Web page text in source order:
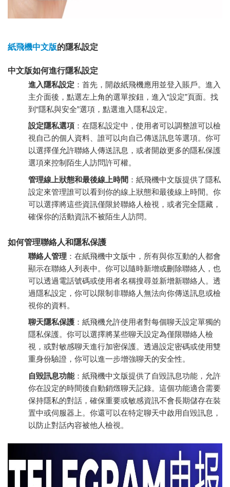
紙飛機中文版的隱私設定
中文版如何進行隱私設定
進入隱私設定 ：首先，開啟紙飛機應用並登入賬戶。進入
主介面後，點選左上角的選單按鈕，進入“設定”頁面。找
到“隱私與安全”選項，點選進入隱私設定。
設定隱私選項 ：在隱私設定中，使用者可以調整誰可以檢
視自己的個人資料、誰可以向自己傳送訊息等選項。你可
以選擇僅允許聯絡人傳送訊息，或者開啟更多的隱私保護
選項來控制陌生人訪問許可權。
管理線上狀態和最後線上時間 ：紙飛機中文版提供了隱私
設定來管理誰可以看到你的線上狀態和最後線上時間。你
可以選擇將這些資訊僅限於聯絡人檢視，或者完全隱藏，
確保你的活動資訊不被陌生人訪問。
如何管理聯絡人和隱私保護
聯絡人管理 ：在紙飛機中文版中，所有與你互動的人都會
顯示在聯絡人列表中。你可以隨時新增或刪除聯絡人，也
可以透過電話號碼或使用者名稱搜尋並新增新聯絡人。透
過隱私設定，你可以限制非聯絡人無法向你傳送訊息或檢
視你的資料。
聊天隱私保護 ：紙飛機允許使用者對每個聊天設定單獨的
隱私保護。你可以選擇將某些聊天設定為僅限聯絡人檢
視，或對敏感聊天進行加密保護。透過設定密碼或使用雙
重身份驗證，你可以進一步增強聊天的安全性。
自毀訊息功能：紙飛機中文版提供了自毀訊息功能，允許
你在設定的時間後自動銷燬聊天記錄。這個功能適合需要
保持隱私的對話，確保重要或敏感資訊不會長期儲存在裝
置中或伺服器上。你還可以在特定聊天中啟用自毀訊息，
以防止對話內容被他人檢視。